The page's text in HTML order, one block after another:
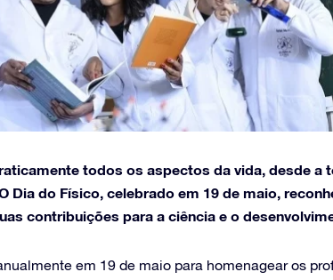
todos os aspectos da vida, desde a
Dia do Físico, celebrado em 19 de maio,
contribuições para a ciência e o
em 19 de maio para homenagear os